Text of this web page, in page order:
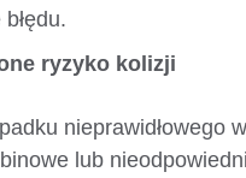
ryzyko kolizji
nieprawidłowego
lub